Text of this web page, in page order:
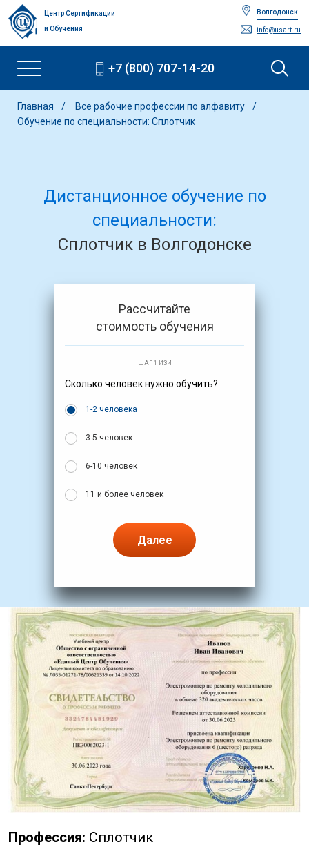
Центр Сертификации
и Обучения
Волгодонск
info@usart.ru
+7 (800) 707-14-20
Главная
Все рабочие профессии по алфавиту
Обучение по специальности: Сплотчик
Дистанционное обучение по
специальности:
Сплотчик в Волгодонске
Рассчитайте
стоимость обучения
ШАГ 1 ИЗ 4
Сколько человек нужно обучить?
1-2 человека
3-5 человек
6-10 человек
11 и более человек
Далее
Профессия: Сплотчик